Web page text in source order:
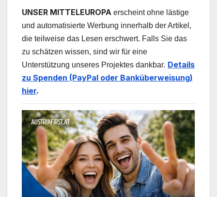
UNSER MITTELEUROPA erscheint ohne lästige
und automatisierte Werbung innerhalb der Artikel,
die teilweise das Lesen erschwert. Falls Sie das
zu schätzen wissen, sind wir für eine
Unterstützung unseres Projektes dankbar. Details
zu Spenden (PayPal oder Banküberweisung)
hier.